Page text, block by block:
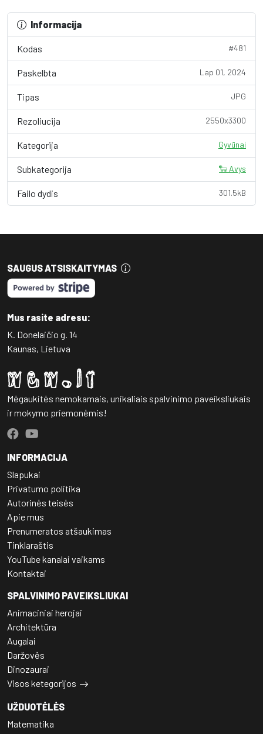
Informacija
Kodas #481
Paskelbta Lap 01, 2024
Tipas JPG
Rezoliucija 2550x3300
Kategorija Gyvūnai
Subkategorija 🐑 Avys
Failo dydis 301.5kB
SAUGUS ATSISKAITYMAS
Mus rasite adresu:
K. Donelaičio g. 14
Kaunas, Lietuva
Mėgaukitės nemokamais, unikaliais spalvinimo paveiksliukais
ir mokymo priemonėmis!
INFORMACIJA
Slapukai
Privatumo politika
Autorinės teisės
Apie mus
Prenumeratos atšaukimas
Tinklaraštis
YouTube kanalai vaikams
Kontaktai
SPALVINIMO PAVEIKSLIUKAI
Animaciniai herojai
Architektūra
Augalai
Daržovės
Dinozaurai
Visos ketegorijos
UŽDUOTĖLĖS
Matematika